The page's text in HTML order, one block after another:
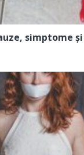
simptome